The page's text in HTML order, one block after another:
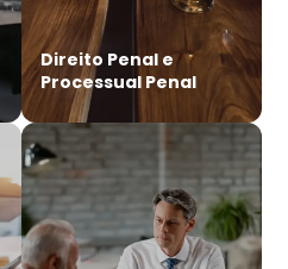
Direito Penal e
Processual Penal